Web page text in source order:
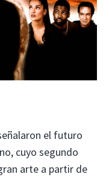
el futuro
cuyo segundo
arte a partir de